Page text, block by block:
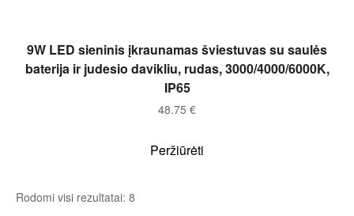
Į KREPŠELĮ
9W LED sieninis įkraunamas šviestuvas su saulės
baterija ir judesio davikliu, rudas, 3000/4000/6000K,
IP65
48.75 €
Peržiūrėti
Rodomi visi rezultatai: 8